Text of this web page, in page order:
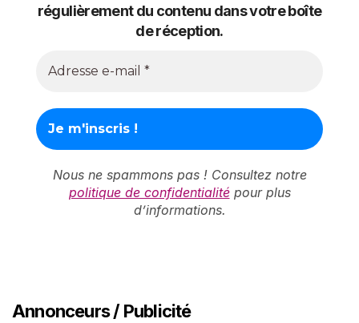
régulièrement du contenu dans votre boîte
de réception.
Nous ne spammons pas ! Consultez notre
politique de confidentialitépour plus
d’informations.
Annonceurs / Publicité